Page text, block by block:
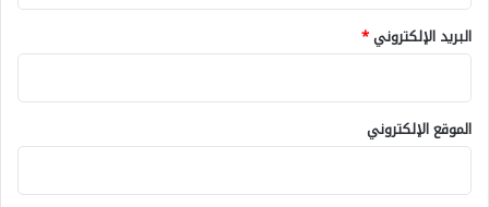
البريد الإلكتروني*
الموقع الإلكتروني